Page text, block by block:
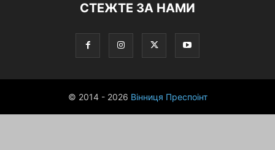
СТЕЖТЕ ЗА НАМИ
© 2014 - 2026 Вінниця Преспоінт